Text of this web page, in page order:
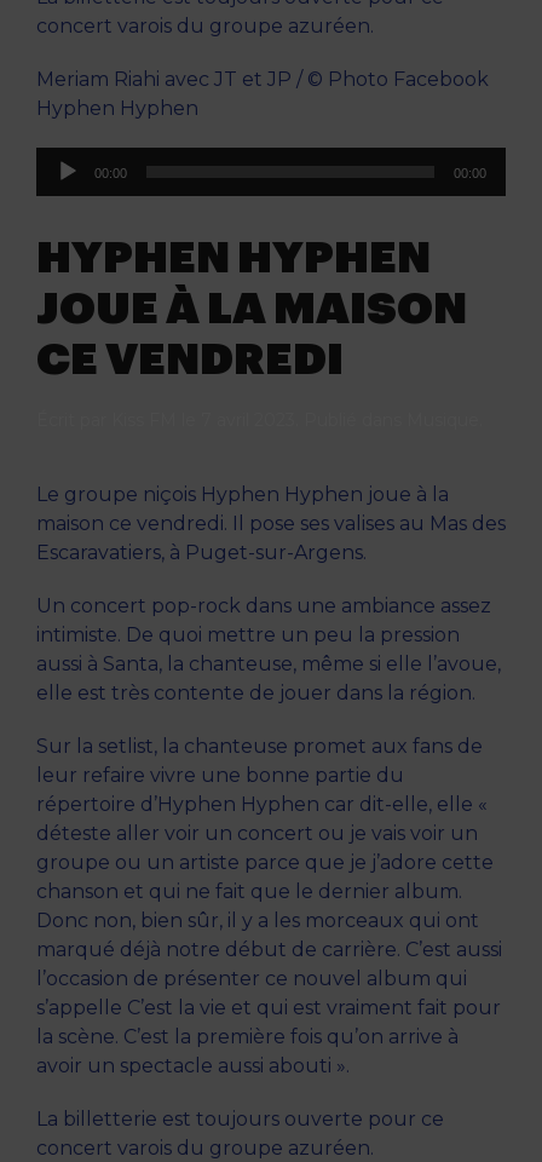
concert varois du groupe azuréen.
Meriam Riahi avec JT et JP / © Photo Facebook
Hyphen Hyphen
Lecteur
00:00 00:00
HYPHEN HYPHEN
JOUE À LA MAISON
CE VENDREDI
Le groupe niçois Hyphen Hyphen joue à la
maison ce vendredi. Il pose ses valises au Mas des
Escaravatiers, à Puget-sur-Argens.
Un concert pop-rock dans une ambiance assez
intimiste. De quoi mettre un peu la pression
aussi à Santa, la chanteuse, même si elle l’avoue,
elle est très contente de jouer dans la région.
Sur la setlist, la chanteuse promet aux fans de
leur refaire vivre une bonne partie du
répertoire d’Hyphen Hyphen car dit-elle, elle «
déteste aller voir un concert ou je vais voir un
groupe ou un artiste parce que je j’adore cette
chanson et qui ne fait que le dernier album.
Donc non, bien sûr, il y a les morceaux qui ont
marqué déjà notre début de carrière. C’est aussi
l’occasion de présenter ce nouvel album qui
s’appelle C’est la vie et qui est vraiment fait pour
la scène. C’est la première fois qu’on arrive à
avoir un spectacle aussi abouti ».
La billetterie est toujours ouverte pour ce
concert varois du groupe azuréen.